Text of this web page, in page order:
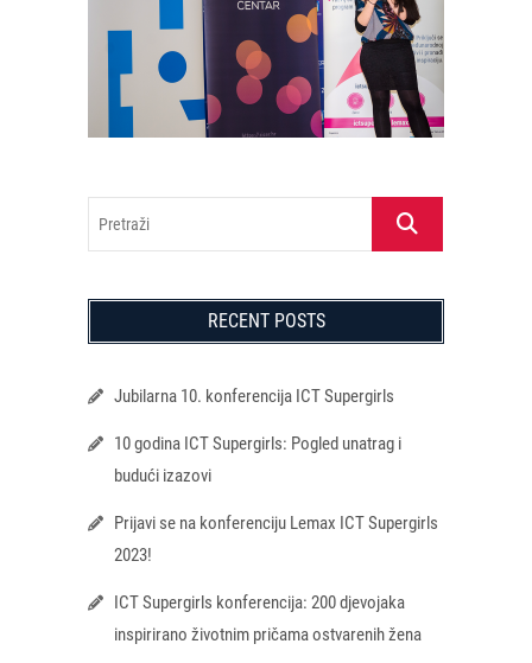
Pretraži
RECENT POSTS
Jubilarna 10. konferencija ICT Supergirls
10 godina ICT Supergirls: Pogled unatrag i
budući izazovi
Prijavi se na konferenciju Lemax ICT Supergirls
2023!
ICT Supergirls konferencija: 200 djevojaka
inspirirano životnim pričama ostvarenih žena